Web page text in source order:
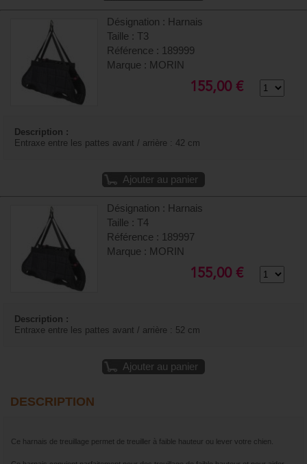
Désignation : Harnais
Taille : T3
Référence : 189999
Marque : MORIN
155,00 €
Description :
Entraxe entre les pattes avant / arrière : 42 cm
Ajouter au panier
Désignation : Harnais
Taille : T4
Référence : 189997
Marque : MORIN
155,00 €
Description :
Entraxe entre les pattes avant / arrière : 52 cm
Ajouter au panier
DESCRIPTION
Ce harnais de treuillage permet de treuiller à faible hauteur ou lever votre chien.